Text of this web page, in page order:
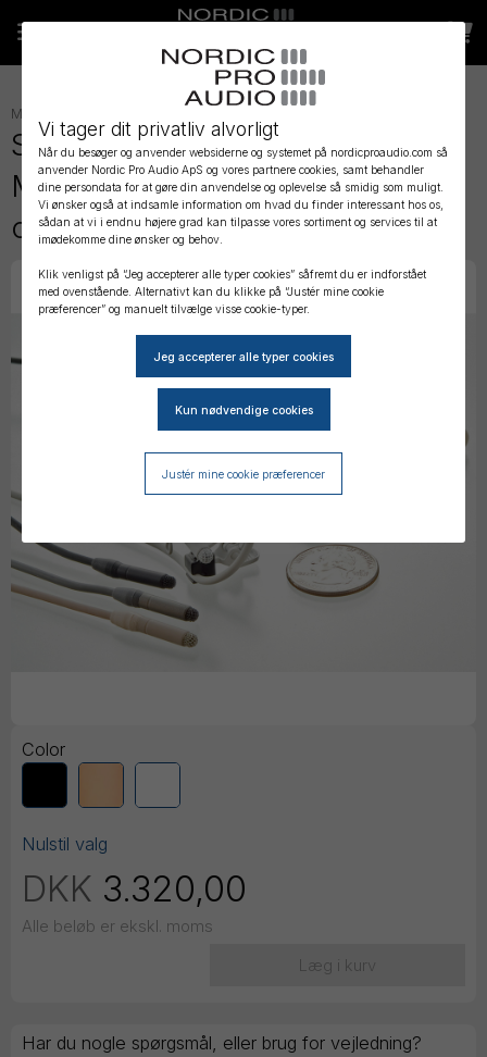
Vi tager dit privatliv alvorligt
Når du besøger og anvender websiderne og systemet på nordicproaudio.com så
anvender Nordic Pro Audio ApS og vores partnere cookies, samt behandler
dine persondata for at gøre din anvendelse og oplevelse så smidig som muligt.
Vi ønsker også at indsamle information om hvad du finder interessant hos os,
sådan at vi i endnu højere grad kan tilpasse vores sortiment og services til at
imødekomme dine ønsker og behov.
Klik venligst på “Jeg accepterer alle typer cookies” såfremt du er indforstået
med ovenstående. Alternativt kan du klikke på “Justér mine cookie
præferencer” og manuelt tilvælge visse cookie-typer.
Justér mine cookie præferencer
MIKROFONER
Sanken COS-11D Lavalier
Microphone XLR 3M output
cable
Color
Nulstil valg
DKK 3.320,00
Alle beløb er ekskl. moms
Læg i kurv
Har du nogle spørgsmål, eller brug for vejledning?